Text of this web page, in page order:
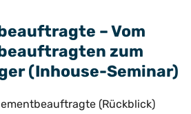
– Vom
zum
(Inhouse-Seminar)
(Rückblick)